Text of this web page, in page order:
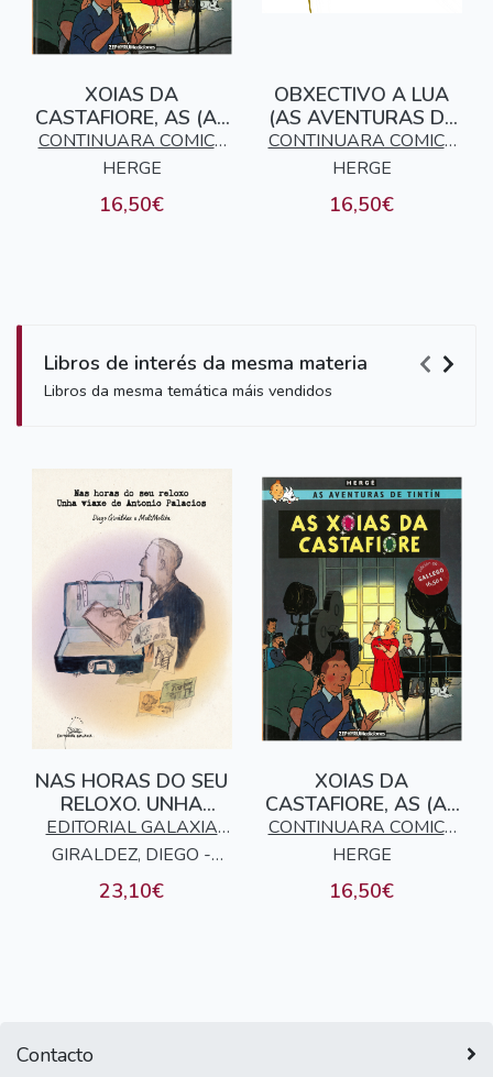
XOIAS DA
CASTAFIORE, AS (AS
AVENTURAS DE
TINTIN)
CONTINUARA COMICS
S.L.
HERGE
16,50€
OBXECTIVO A LUA
(AS AVENTURAS DE
TINTIN)
CONTINUARA COMICS
S.L.
HERGE
16,50€
Libros de interés da mesma materia
Libros da mesma temática máis vendidos
NAS HORAS DO SEU
RELOXO. UNHA
VIAXE DE ANTONIO
PALACIOS
EDITORIAL GALAXIA
S.A.
GIRALDEZ, DIEGO -
MELIMOLITA
23,10€
XOIAS DA
CASTAFIORE, AS (AS
AVENTURAS DE
TINTIN)
CONTINUARA COMICS
S.L.
HERGE
16,50€
Contacto